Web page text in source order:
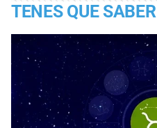
TENES QUE SABER